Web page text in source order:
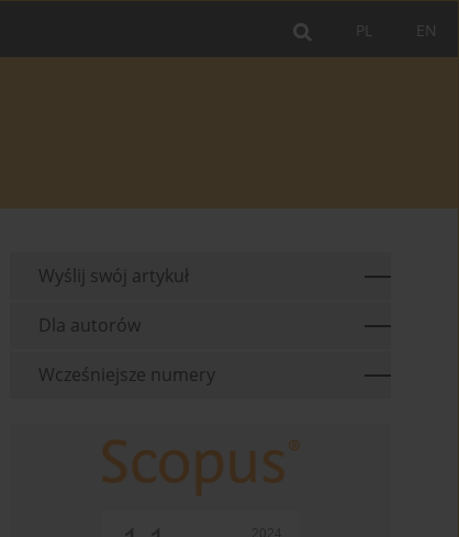
EN
PL
Wyślij swój artykuł
Dla autorów
Wcześniejsze numery